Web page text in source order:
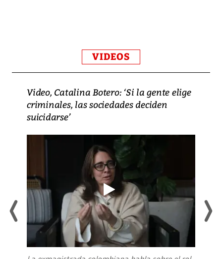
VIDEOS
Video, Catalina Botero: ‘Si la gente elige
criminales, las sociedades deciden
suicidarse’